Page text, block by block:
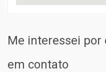
Me interessei por
em contato